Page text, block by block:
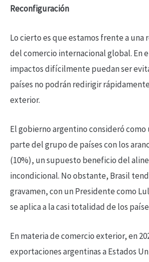
Reconfiguración
Lo cierto es que estamos frente a una
del comercio internacional global. En
impactos difícilmente puedan ser
países no podrán redirigir
exterior.
El gobierno argentino consideró
parte del grupo de países con los
(10%), un supuesto beneficio del
incondicional. No obstante, Brasil
gravamen, con un Presidente como
se aplica a la casi totalidad de los
En materia de comercio exterior, en
exportaciones argentinas a Estados